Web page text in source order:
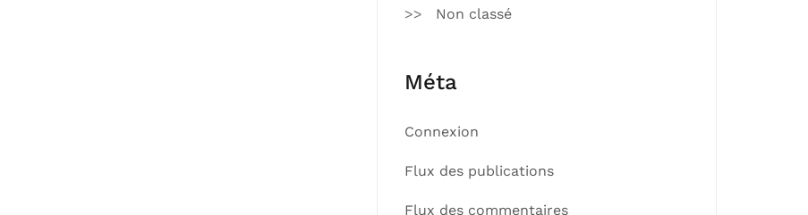
Non classé
Méta
Connexion
Flux des publications
Flux des commentaires